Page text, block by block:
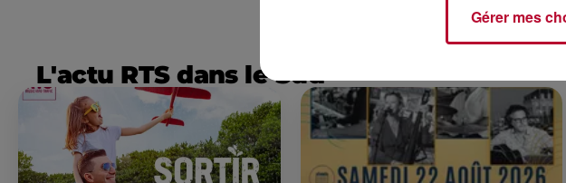
L'actu RTS dans le Sud
Gérer mes